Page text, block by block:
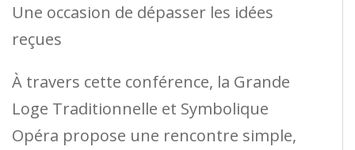
Une occasion de dépasser les idées
reçues
À travers cette conférence, la Grande
Loge Traditionnelle et Symbolique
Opéra propose une rencontre simple,